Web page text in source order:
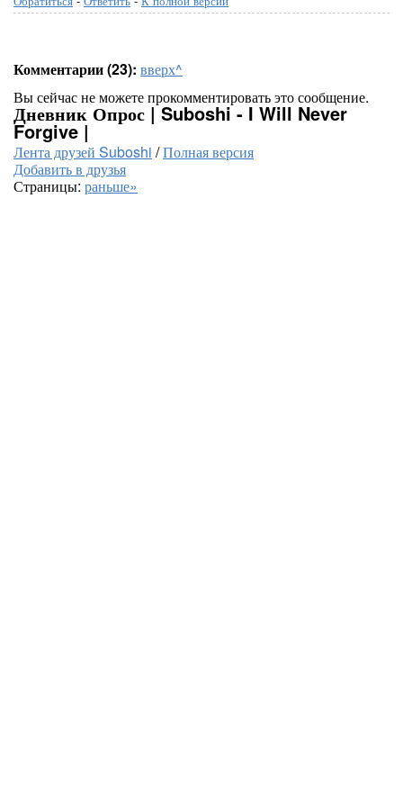
Комментарии (23): вверх^
Вы сейчас не можете прокомментировать это сообщение.
Дневник Опрос | Suboshi - I Will Never
Forgive |
Лента друзей Suboshi /Полная версия
Добавить в друзья
Страницы: раньше»